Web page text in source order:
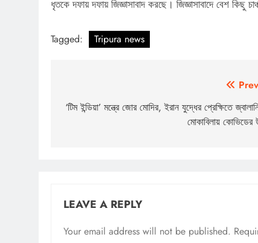
ধৃতকে দফায় দফায় জিজ্ঞাসাবাদ করছে। জিজ্ঞাসাবাদে বেশ
Tagged: Tripura news
navigation
‘টিম ইন্ডিয়া’ মন্ত্রে জোর মোদির, ইরান যুদ্ধের প্রেক্ষিতে
মোকাবিলায় কোভিডের
LEAVE A REPLY
Your email address will not be published.